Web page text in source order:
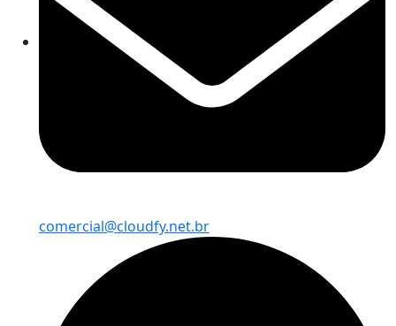
comercial@cloudfy.net.br